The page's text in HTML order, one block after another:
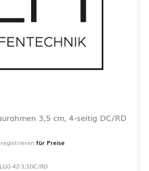
3,5 cm, 4-seitig DC/RD
für Preise
4Z-3,5DC/RD